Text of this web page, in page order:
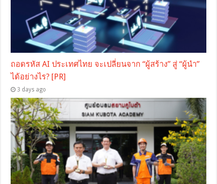
ถอดรหัส AI ประเทศไทย จะเปลี่ยนจาก “ผู้สร้าง” สู่ “ผู้นำ”
ได้อย่างไร? [PR]
3 days ago